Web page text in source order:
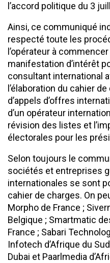
l’accord politique du 3
Ainsi, ce communiqué
respecté toute les
l’opérateur à
manifestation d’intérêt
consultant international
l’élaboration du cahier
d’appels d’offres
d’un opérateur
révision des listes et
électorales pour les
Selon toujours le
sociétés et entreprises
internationales se sont
cahier de charges. On
Morpho de France ;
Belgique ; Smartmatic
France ; Sabari
Infotech d’Afrique du
Dubai et Paarlmedia